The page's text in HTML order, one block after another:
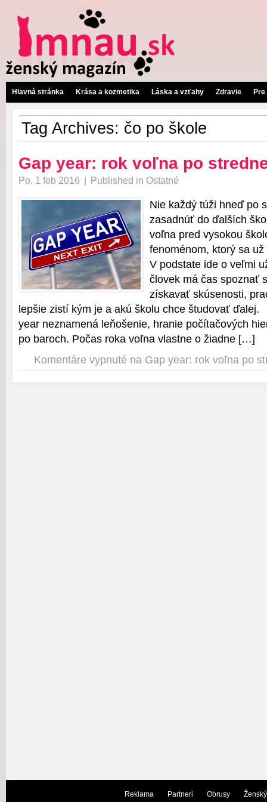
Hlavná stránka Krása a kozmetika Láska a vzťahy Zdravie
Tag Archives: čo po škole
Gap year: rok voľna po
Po, 1 feb 2016 | Published in Ostatné
Nie každý túži hneď po
zasadnúť do ďalších
voľna pred vysokou
fenoménom, ktorý sa
V podstate ide o veľmi
človek má čas spoznať
získavať skúsenosti,
lepšie zistí kým je a akú školu chce študovať
year neznamená leňošenie, hranie počítačových
po baroch. Počas roka voľna vlastne o žiadne […]
Komentáre vypnuté na Gap year: rok voľna po
Reklama Partneri Obrusy